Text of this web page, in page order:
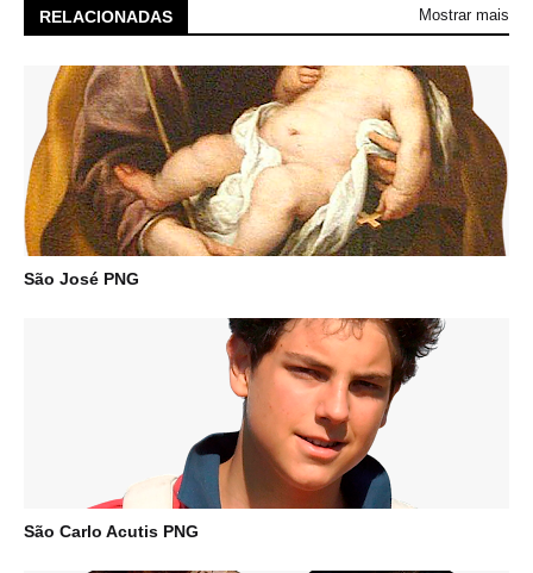
RELACIONADAS Mostrar mais
São José PNG
São Carlo Acutis PNG